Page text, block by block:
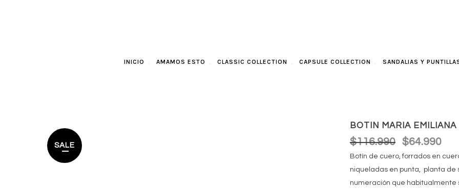
INICIO AMAMOS ESTO CLASSIC COLLECTION CAPSULE COLLECTION SANDALIAS Y
SALE
BOTIN MARIA
$116.990
El
precio
original
era:
$64.990El
es:
Botín de cuero, forrados en
niqueladas en punta, planta de
numeración que habitualmente